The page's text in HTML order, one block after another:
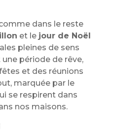
dans le reste
et le jour de Noël
pleines de sens
une période de rêve,
et des réunions
marquée par le
se respirent dans
nos maisons.